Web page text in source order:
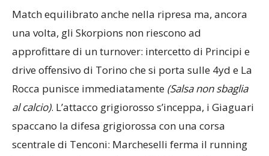
Match equilibrato anche nella ripresa ma, ancora
una volta, gli Skorpions non riescono ad
approfittare di un turnover: intercetto di Principi e
drive offensivo di Torino che si porta sulle 4yd e La
Rocca punisce immediatamente(Salsa non sbaglia
al calcio). L’attacco grigiorosso s’inceppa, i Giaguari
spaccano la difesa grigiorossa con una corsa